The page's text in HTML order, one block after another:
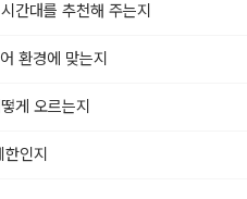
간대를 추천해 주는지
환경에 맞는지
게 오르는지
인지